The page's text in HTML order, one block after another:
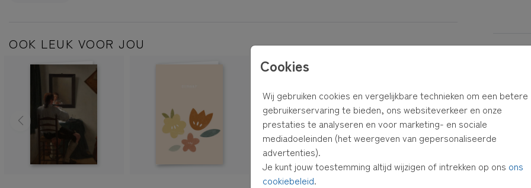
Cookies
Wij gebruiken cookies en vergelijkbare technieken om een betere
gebruikerservaring te bieden, ons websiteverkeer en onze
prestaties te analyseren en voor marketing- en sociale
mediadoeleinden (het weergeven van gepersonaliseerde
advertenties).
Je kunt jouw toestemming altijd wijzigen of intrekken op ons ons
cookiebeleid.
kiest,
versturen wij de kaart voor je, inclusief envelop met adresvenster en
postzegel! Het adres kun je bij het afrekenen invullen.
TIP:
Adressen altijd bij de hand hebben? Verzamel dan adressen in je
eigen adresboek
OOK LEUK VOOR JOU